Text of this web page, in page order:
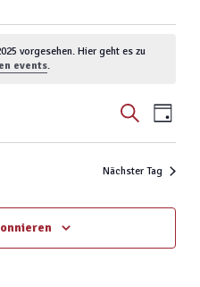
vorgesehen. Hier geht es zu
events.
und
Navigation
SucheTag
Nächster Tag